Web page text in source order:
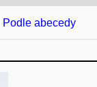
Podle abecedy